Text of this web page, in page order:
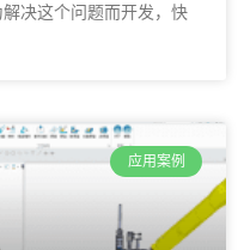
决这个问题而开发，快
应用案例